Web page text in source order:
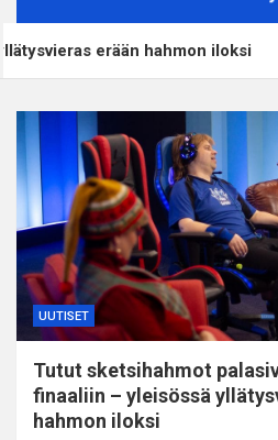
erään hahmon iloksi
UUTISET
Tutut sketsihahmot
finaaliin – yleisössä
hahmon iloksi